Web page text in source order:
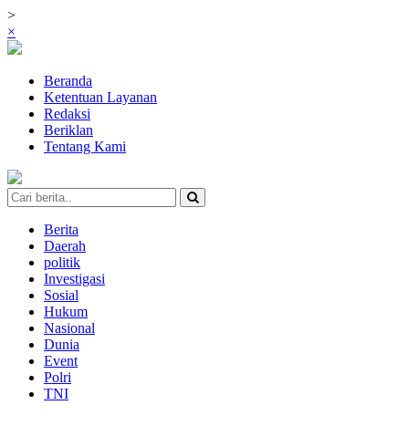
>
×
Beranda
Ketentuan Layanan
Redaksi
Beriklan
Tentang Kami
Berita
Daerah
politik
Investigasi
Sosial
Hukum
Nasional
Dunia
Event
Polri
TNI